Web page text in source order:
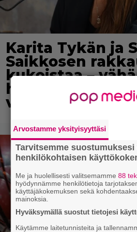
Karita Tykän ja
Saikkosen
kukoistaa –
hempeilyä ja
virnistyksiä
Arvostamme yksityisyyttäsi
Tarvitsemme
henkilökohtaisen
Me ja huolellisesti valitsemamme88
hyödynnämme henkilötietoja
käyttäjäkokemuksen sekä
mainoksia.
Hyväksymällä suostut tietojesi
Käytämme laitetunnisteita ja